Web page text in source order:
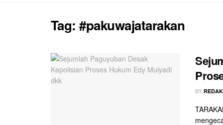
Tag:#pakuwajatarakan
BY